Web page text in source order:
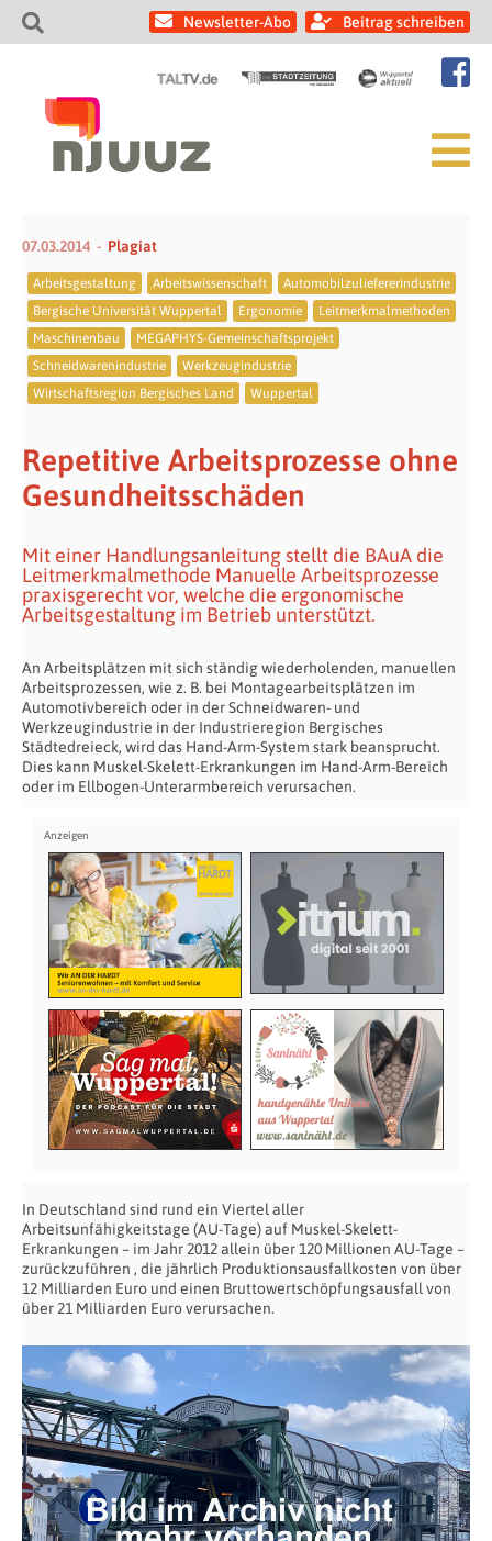
Newsletter-Abo Beitrag schreiben
07.03.2014 Plagiat
Arbeitsgestaltung Arbeitswissenschaft
Automobilzuliefererindustrie
Bergische Universität Wuppertal
Ergonomie
Leitmerkmalmethoden
Maschinenbau
MEGAPHYS-Gemeinschaftsprojekt
Schneidwarenindustrie
Werkzeugindustrie
Wirtschaftsregion Bergisches Land
Wuppertal
Repetitive Arbeitsprozesse ohne
Gesundheitsschäden
Mit einer Handlungsanleitung stellt die BAuA die
Leitmerkmalmethode Manuelle Arbeitsprozesse
praxisgerecht vor, welche die ergonomische
Arbeitsgestaltung im Betrieb unterstützt.
An Arbeitsplätzen mit sich ständig wiederholenden, manuellen
Arbeitsprozessen, wie z. B. bei Montagearbeitsplätzen im
Automotivbereich oder in der Schneidwaren- und
Werkzeugindustrie in der Industrieregion Bergisches
Städtedreieck, wird das Hand-Arm-System stark beansprucht.
Dies kann Muskel-Skelett-Erkrankungen im Hand-Arm-Bereich
oder im Ellbogen-Unterarmbereich verursachen.
In Deutschland sind rund ein Viertel aller
Arbeitsunfähigkeitstage (AU-Tage) auf Muskel-Skelett-
Erkrankungen – im Jahr 2012 allein über 120 Millionen AU-Tage –
zurückzuführen , die jährlich Produktionsausfallkosten von über
12 Milliarden Euro und einen Bruttowertschöpfungsausfall von
über 21 Milliarden Euro verursachen.